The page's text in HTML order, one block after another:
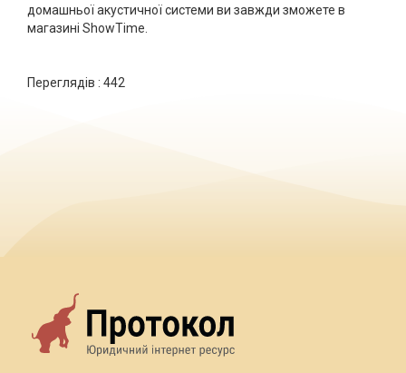
домашньої акустичної системи ви завжди зможете в
магазині ShowTime.
Переглядів : 442